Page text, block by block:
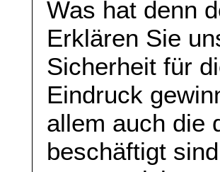
Was hat denn
Erklären Sie
Sicherheit für
Eindruck
allem auch die
beschäftigt